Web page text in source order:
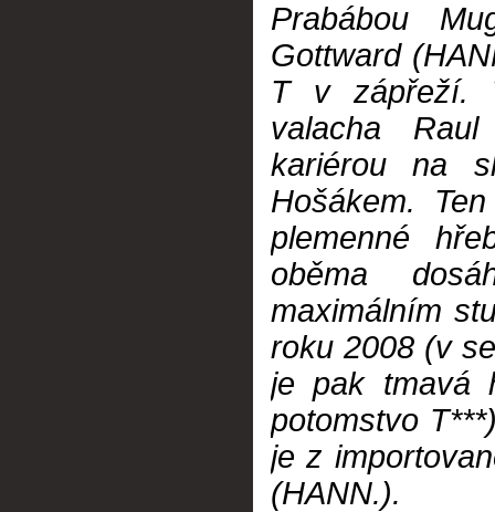
Prabábou
Gottward
T v zápřeží.
valacha
kariérou na
Hošákem.
plemenné
oběma
maximálním
roku 2008 (v
je pak tmavá
potomstvo
je z
(HANN.).